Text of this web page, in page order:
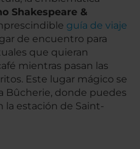
Shakespeare &
guía de viaje
de encuentro para
que quieran
mientras pasan las
Este lugar mágico se
Bûcherie, donde puedes
la estación de Saint-